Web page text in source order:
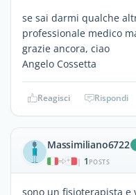
se sai darmi qualche
professionale medico
grazie ancora, ciao
Angelo Cossetta
Reagisci Rispondi
Massimiliano6722
| 1 POSTS
sono un fisioterapista e